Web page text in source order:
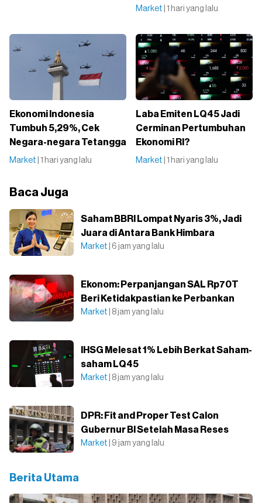
Market | 1 hari yang lalu
Ekonomi Indonesia
Tumbuh 5,29%, Cek
Negara-negara Tetangga
Market | 1 hari yang lalu
Laba Emiten LQ45 Jadi
Cerminan Pertumbuhan
Ekonomi RI?
Market | 1 hari yang lalu
Baca Juga
Saham BBRI Lompat Nyaris 3%, Jadi
Juara di Antara Bank Himbara
Market | 6 jam yang lalu
Ekonom: Perpanjangan SAL Rp70T
Beri Ketidakpastian ke Perbankan
Market | 8 jam yang lalu
IHSG Melesat 1% Lebih Berkat Saham-
saham LQ45
Market | 8 jam yang lalu
DPR: Fit and Proper Test Calon
Gubernur BI Setelah Masa Reses
Market | 9 jam yang lalu
Berita Utama